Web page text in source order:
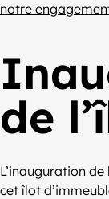
notre
de
L’inauguration de
cet îlot